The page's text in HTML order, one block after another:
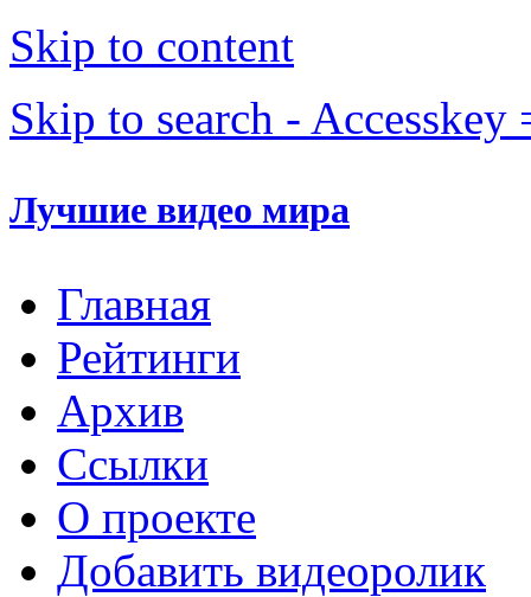
Skip to content
Skip to search - Accesskey
Лучшие видео мира
Главная
Рейтинги
Архив
Ссылки
О проекте
Добавить видеоролик